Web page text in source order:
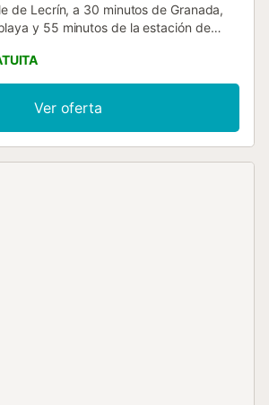
de Lecrín, a 30 minutos de Granada,
y 55 minutos de la estación de
exteriores completamente
ellas es la azotea, con asientos y
relajarse y disfrutar del amanecer
como de sus hermosas vistas a la
3 habitaciones dobles, una de ellas
Ver oferta